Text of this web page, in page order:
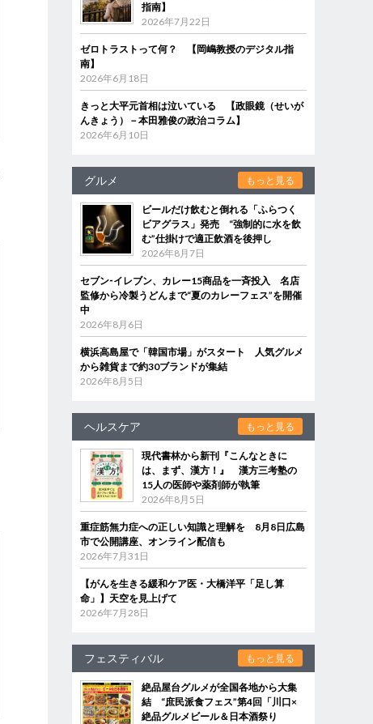
指南】
2026年7月22日
ゼロトラストって何？ 【岡嶋教授のデジタル指
南】
2026年6月18日
きっと大平元首相は泣いている 【政眼鏡（せいが
んきょう）－本田雅俊の政治コラム】
2026年6月10日
グルメ もっと見る
ビールだけ飲むと倒れる「ふらつく
ビアグラス」発売 “強制的に水を飲
む”仕掛けで適正飲酒を後押し
2026年8月7日
セブン‐イレブン、カレー15商品を一斉投入 名店
監修から冷製うどんまで“夏のカレーフェス”を開催
中
2026年8月6日
横浜高島屋で「韓国市場」がスタート 人気グルメ
から雑貨まで約30ブランドが集結
2026年8月5日
ヘルスケア もっと見る
現代書林から新刊『こんなときに
は、まず、漢方！』 漢方三考塾の
15人の医師や薬剤師が執筆
2026年8月5日
重症筋無力症への正しい知識と理解を 8月8日広島
市で公開講座、オンライン配信も
2026年7月31日
【がんを生きる緩和ケア医・大橋洋平「足し算
命」】天空を見上げて
2026年7月28日
フェスティバル もっと見る
絶品屋台グルメが全国各地から大集
結 “庶民派食フェス”第4回「川口×
絶品グルメビール＆日本酒祭り